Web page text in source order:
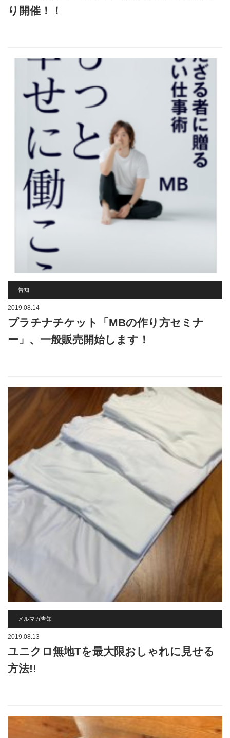
り開催！！
告知
2019.08.14
プラチナチケット「MBの作り方セミナ
ー」、一般販売開始します！
メルマガ告知
2019.08.13
ユニクロ無地Tを最大限おしゃれに見せる
方法!!